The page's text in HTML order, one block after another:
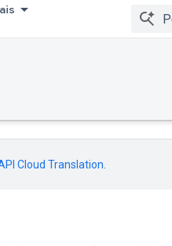
Cloud Translation